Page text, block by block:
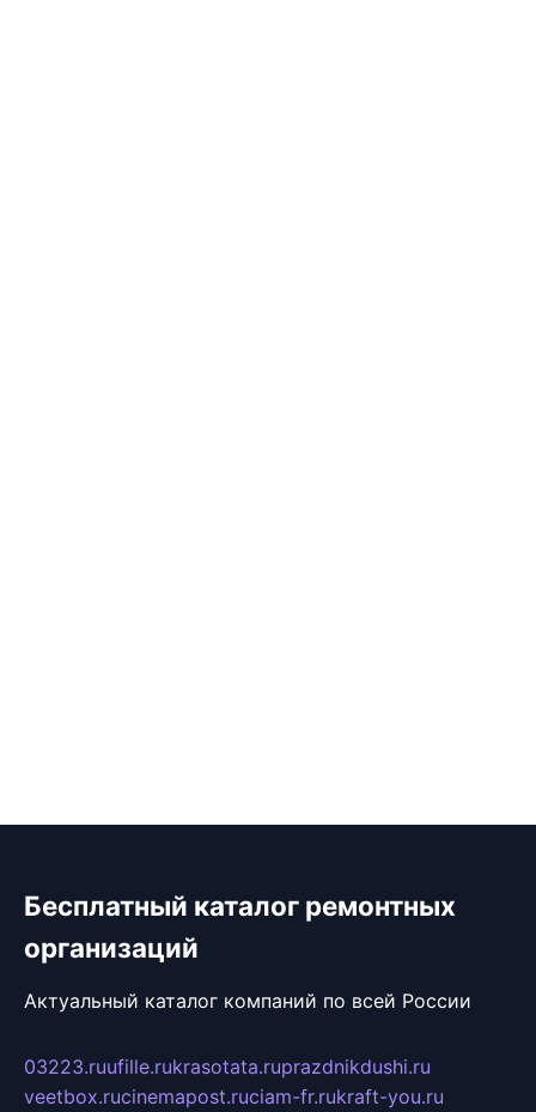
Бесплатный каталог ремонтных
организаций
Актуальный каталог компаний по всей России
03223.ruufille.rukrasotata.ruprazdnikdushi.ru
veetbox.rucinemapost.ruciam-fr.rukraft-you.ru